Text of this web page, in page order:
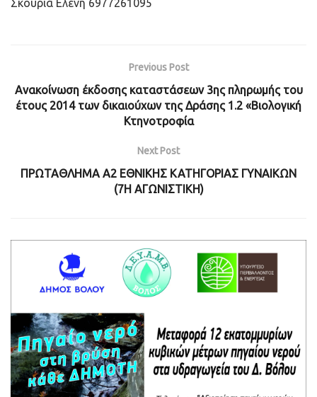
Σκουριά Ελένη 6977261095
Previous Post
Ανακοίνωση έκδοσης καταστάσεων 3ης πληρωμής του
έτους 2014 των δικαιούχων της Δράσης 1.2 «Βιολογική
Κτηνοτροφία
Next Post
ΠΡΩΤΑΘΛΗΜΑ Α2 ΕΘΝΙΚΗΣ ΚΑΤΗΓΟΡΙΑΣ ΓΥΝΑΙΚΩΝ
(7Η ΑΓΩΝΙΣΤΙΚΗ)